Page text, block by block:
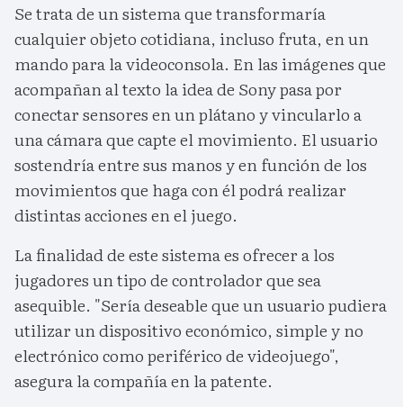
Se trata de un sistema que transformaría
cualquier objeto cotidiana, incluso fruta, en un
mando para la videoconsola. En las imágenes que
acompañan al texto la idea de Sony pasa por
conectar sensores en un plátano y vincularlo a
una cámara que capte el movimiento. El usuario
sostendría entre sus manos y en función de los
movimientos que haga con él podrá realizar
distintas acciones en el juego.
La finalidad de este sistema es ofrecer a los
jugadores un tipo de controlador que sea
asequible. "Sería deseable que un usuario pudiera
utilizar un dispositivo económico, simple y no
electrónico como periférico de videojuego",
asegura la compañía en la patente.